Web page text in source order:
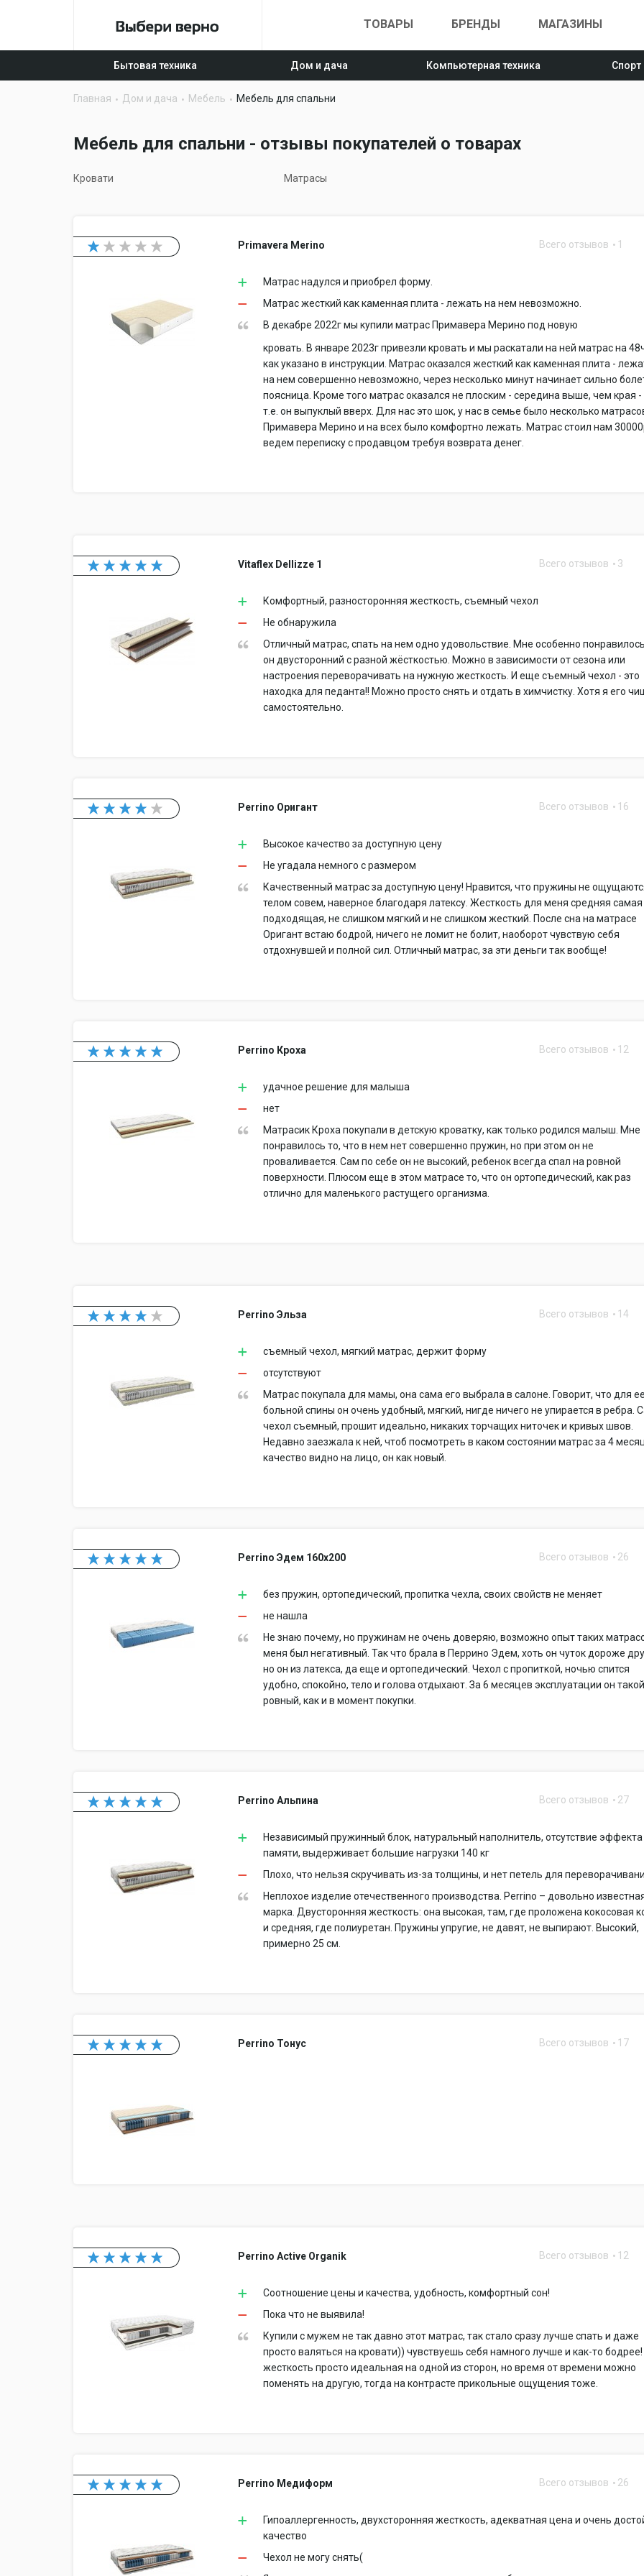
ТОВАРЫ БРЕНДЫ МАГАЗИНЫ
Бытовая техника Дом и дача Компьютерная техника Спорт
Главная Дом и дача Мебель Мебель для спальни
Мебель для спальни - отзывы покупателей о товарах
Кровати Матрасы
Primavera Merino Всего отзывов 1
Матрас надулся и приобрел форму.
Матрас жесткий как каменная плита - лежать на нем невозможно.
В декабре 2022г мы купили матрас Примавера Мерино под новую
кровать. В январе 2023г привезли кровать и мы раскатали на ней матрас на
как указано в инструкции. Матрас оказался жесткий как каменная плита -
на нем совершенно невозможно, через несколько минут начинает сильно
поясница. Кроме того матрас оказался не плоским - середина выше, чем края -
т.е. он выпуклый вверх. Для нас это шок, у нас в семье было несколько
Примавера Мерино и на всех было комфортно лежать. Матрас стоил нам
ведем переписку с продавцом требуя возврата денег.
Vitaflex Dellizze 1 Всего отзывов 3
Комфортный, разносторонняя жесткость, съемный чехол
Не обнаружила
Отличный матрас, спать на нем одно удовольствие. Мне особенно
он двусторонний с разной жёсткостью. Можно в зависимости от сезона или
настроения переворачивать на нужную жесткость. И еще съемный чехол - это
находка для педанта!! Можно просто снять и отдать в химчистку. Хотя я его
самостоятельно.
Perrino Оригант Всего отзывов 16
Высокое качество за доступную цену
Не угадала немного с размером
Качественный матрас за доступную цену! Нравится, что пружины не
телом совем, наверное благодаря латексу. Жесткость для меня средняя самая
подходящая, не слишком мягкий и не слишком жесткий. После сна на матрасе
Оригант встаю бодрой, ничего не ломит не болит, наоборот чувствую себя
отдохнувшей и полной сил. Отличный матрас, за эти деньги так вообще!
Perrino Кроха Всего отзывов 12
удачное решение для малыша
нет
Матрасик Кроха покупали в детскую кроватку, как только родился малыш. Мне
понравилось то, что в нем нет совершенно пружин, но при этом он не
проваливается. Сам по себе он не высокий, ребенок всегда спал на ровной
поверхности. Плюсом еще в этом матрасе то, что он ортопедический, как раз
отлично для маленького растущего организма.
Perrino Эльза Всего отзывов 14
съемный чехол, мягкий матрас, держит форму
отсутствуют
Матрас покупала для мамы, она сама его выбрала в салоне. Говорит, что для ее
больной спины он очень удобный, мягкий, нигде ничего не упирается в ребра.
чехол съемный, прошит идеально, никаких торчащих ниточек и кривых швов.
Недавно заезжала к ней, чтоб посмотреть в каком состоянии матрас за 4
качество видно на лицо, он как новый.
Perrino Эдем 160x200 Всего отзывов 26
без пружин, ортопедический, пропитка чехла, своих свойств не меняет
не нашла
Не знаю почему, но пружинам не очень доверяю, возможно опыт таких
меня был негативный. Так что брала в Перрино Эдем, хоть он чуток дороже
но он из латекса, да еще и ортопедический. Чехол с пропиткой, ночью спится
удобно, спокойно, тело и голова отдыхают. За 6 месяцев эксплуатации он
ровный, как и в момент покупки.
Perrino Альпина Всего отзывов 27
Независимый пружинный блок, натуральный наполнитель, отсутствие эффекта
памяти, выдерживает большие нагрузки 140 кг
Плохо, что нельзя скручивать из-за толщины, и нет петель для
Неплохое изделие отечественного производства. Perrino – довольно
марка. Двусторонняя жесткость: она высокая, там, где проложена кокосовая
и средняя, где полиуретан. Пружины упругие, не давят, не выпирают. Высокий,
примерно 25 см.
Perrino Тонус Всего отзывов 17
Perrino Active Organik Всего отзывов 12
Соотношение цены и качества, удобность, комфортный сон!
Пока что не выявила!
Купили с мужем не так давно этот матрас, так стало сразу лучше спать и даже
просто валяться на кровати)) чувствуешь себя намного лучше и как-то бодрее!
жесткость просто идеальная на одной из сторон, но время от времени можно
поменять на другую, тогда на контрасте прикольные ощущения тоже.
Perrino Медиформ Всего отзывов 26
Гипоаллергенность, двухсторонняя жесткость, адекватная цена и очень
качество
Чехол не могу снять(